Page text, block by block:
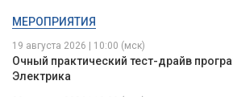
МЕРОПРИЯТИЯ
19 августа 2026 | 10:00 (мск)
Очный практический тест-драйв
Электрика